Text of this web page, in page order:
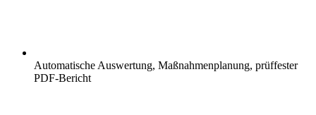
Automatische Auswertung, Maßnahmenplanung, prüffester
PDF-Bericht